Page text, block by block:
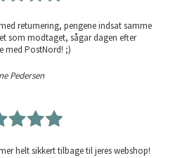
returnering, pengene indsat samme
som modtaget, sågar dagen efter
med PostNord! ;)
Pedersen
helt sikkert tilbage til jeres webshop!